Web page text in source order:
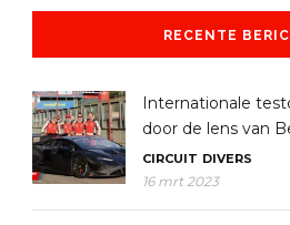
RECENTE
Internationale
door de lens van
CIRCUIT DIVERS
16 mrt 2023